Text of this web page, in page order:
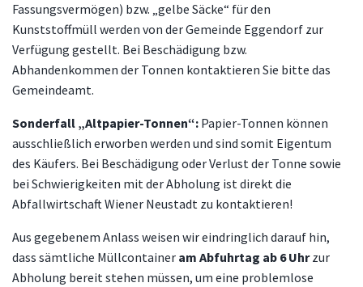
Fassungsvermögen) bzw. „gelbe Säcke“ für den
Kunststoffmüll werden von der Gemeinde Eggendorf zur
Verfügung gestellt. Bei Beschädigung bzw.
Abhandenkommen der Tonnen kontaktieren Sie bitte das
Gemeindeamt.
Sonderfall „Altpapier-Tonnen“: Papier-Tonnen können
ausschließlich erworben werden und sind somit Eigentum
des Käufers. Bei Beschädigung oder Verlust der Tonne sowie
bei Schwierigkeiten mit der Abholung ist direkt die
Abfallwirtschaft Wiener Neustadt zu kontaktieren!
Aus gegebenem Anlass weisen wir eindringlich darauf hin,
dass sämtliche Müllcontainer am Abfuhrtag ab 6 Uhrzur
Abholung bereit stehen müssen, um eine problemlose